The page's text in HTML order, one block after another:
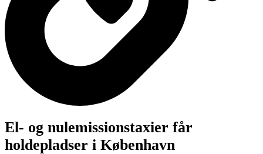
El- og nulemissionstaxier får
holdepladser i København